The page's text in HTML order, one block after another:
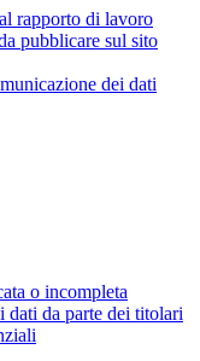
rapporto di lavoro
pubblicare sul sito
dei dati
o incompleta
dati da parte dei titolari